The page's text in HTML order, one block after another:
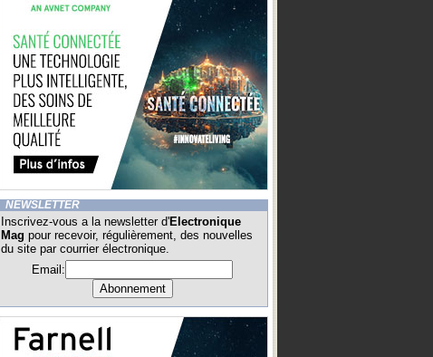
NEWSLETTER
Inscrivez-vous a la newsletter d'Electronique
Mag pour recevoir, régulièrement, des nouvelles
du site par courrier électronique.
Email: